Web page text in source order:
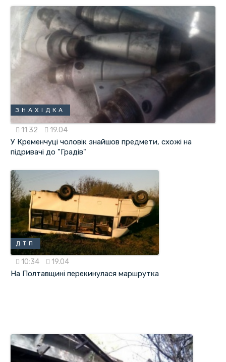
ЗНАХІДКА
11:32 19.04
У Кременчуці чоловік знайшов предмети, схожі на
підривачі до "Градів"
ДТП
10:34 19.04
На Полтавщині перекинулася маршрутка